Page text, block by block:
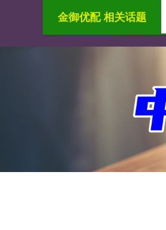
金御优配 相关话题